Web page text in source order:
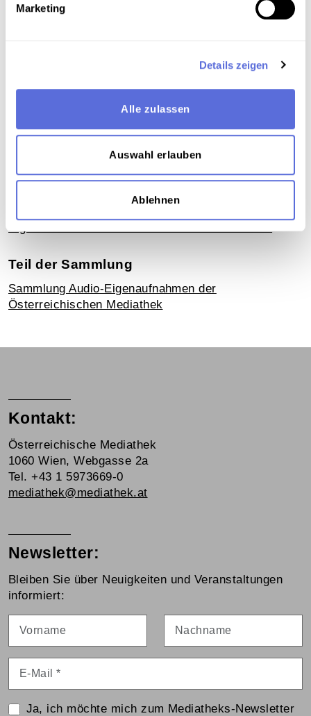
Marketing
Details zeigen
Alle zulassen
Auswahl erlauben
Ablehnen
Verortung in der digitalen Sammlung
Schlagworte
Politik Österreich,Germanistik und
Literaturwissenschaften,Rückblick,
,Philosophie
Eigenaufnahme der Österreichischen Mediathek
Teil der Sammlung
Sammlung Audio-Eigenaufnahmen der
Österreichischen Mediathek
Kontakt:
Österreichische Mediathek
1060 Wien, Webgasse 2a
Tel. +43 1 5973669-0
mediathek@mediathek.at
Newsletter:
Bleiben Sie über Neuigkeiten und Veranstaltungen
informiert:
Ja, ich möchte mich zum Mediatheks-Newsletter